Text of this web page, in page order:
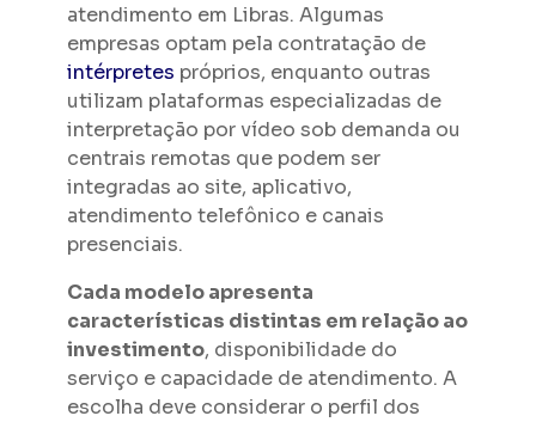
atendimento em Libras. Algumas
empresas optam pela contratação de
intérpretes próprios, enquanto outras
utilizam plataformas especializadas de
interpretação por vídeo sob demanda ou
centrais remotas que podem ser
integradas ao site, aplicativo,
atendimento telefônico e canais
presenciais.
Cada modelo apresenta
características distintas em relação ao
investimento, disponibilidade do
serviço e capacidade de atendimento. A
escolha deve considerar o perfil dos